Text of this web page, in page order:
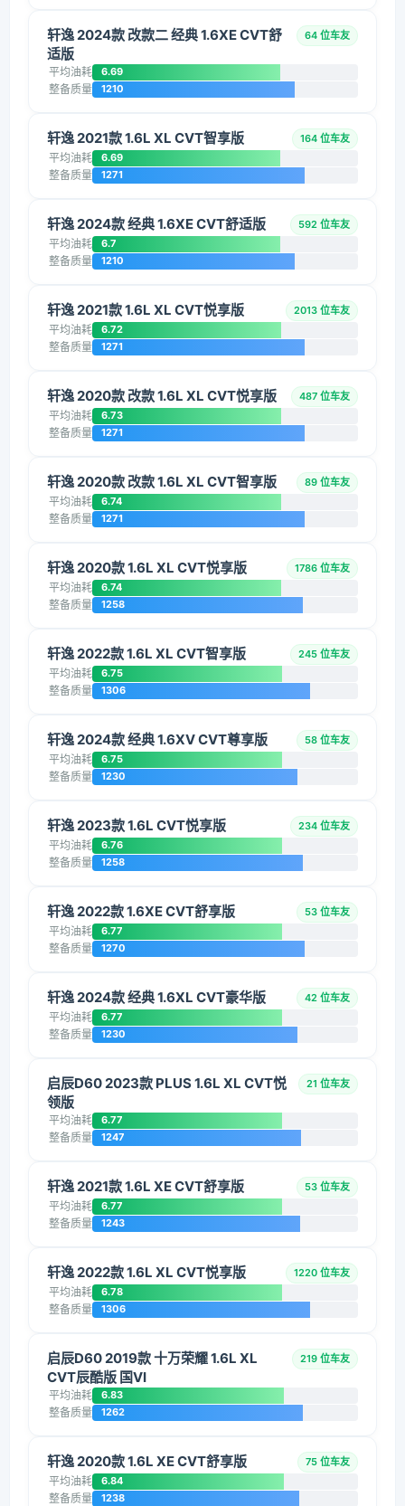
轩逸 2024款 改款二 经典 1.6XE CVT舒
适版
64 位车友
平均油耗 6.69
整备质量 1210
轩逸 2021款 1.6L XL CVT智享版 164 位车友
平均油耗 6.69
整备质量 1271
轩逸 2024款 经典 1.6XE CVT舒适版 592 位车友
平均油耗 6.7
整备质量 1210
轩逸 2021款 1.6L XL CVT悦享版 2013 位车友
平均油耗 6.72
整备质量 1271
轩逸 2020款 改款 1.6L XL CVT悦享版 487 位车友
平均油耗 6.73
整备质量 1271
轩逸 2020款 改款 1.6L XL CVT智享版 89 位车友
平均油耗 6.74
整备质量 1271
轩逸 2020款 1.6L XL CVT悦享版 1786 位车友
平均油耗 6.74
整备质量 1258
轩逸 2022款 1.6L XL CVT智享版 245 位车友
平均油耗 6.75
整备质量 1306
轩逸 2024款 经典 1.6XV CVT尊享版 58 位车友
平均油耗 6.75
整备质量 1230
轩逸 2023款 1.6L CVT悦享版 234 位车友
平均油耗 6.76
整备质量 1258
轩逸 2022款 1.6XE CVT舒享版 53 位车友
平均油耗 6.77
整备质量 1270
轩逸 2024款 经典 1.6XL CVT豪华版 42 位车友
平均油耗 6.77
整备质量 1230
启辰D60 2023款 PLUS 1.6L XL CVT悦
领版
21 位车友
平均油耗 6.77
整备质量 1247
轩逸 2021款 1.6L XE CVT舒享版 53 位车友
平均油耗 6.77
整备质量 1243
轩逸 2022款 1.6L XL CVT悦享版 1220 位车友
平均油耗 6.78
整备质量 1306
启辰D60 2019款 十万荣耀 1.6L XL
CVT辰酷版 国VI
219 位车友
平均油耗 6.83
整备质量 1262
轩逸 2020款 1.6L XE CVT舒享版 75 位车友
平均油耗 6.84
整备质量 1238